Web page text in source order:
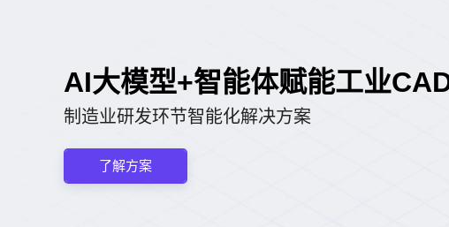
AI大模型+智能体赋能工业
制造业研发环节智能化解决方案
了解方案